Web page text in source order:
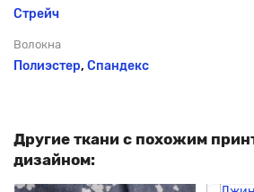
Стрейч
Волокна
Полиэстер, Спандекс
Другие ткани с похожим
дизайном: